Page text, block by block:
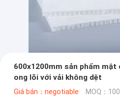
600x1200mm sản phẩm
ong lõi với vải không dệt
Giá bán：negotiable MOQ：